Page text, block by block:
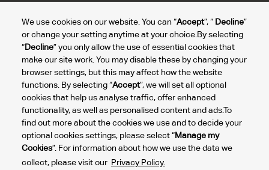
We use cookies on our website. You can “Accept”, “ Decline”
or change your setting anytime at your choice.By selecting
“ Decline” you only allow the use of essential cookies that
make our site work. You may disable these by changing your
browser settings, but this may affect how the website
functions. By selecting “Accept”, we will set all optional
cookies that help us analyse traffic, offer enhanced
functionality, as well as personalised content and ads.To
find out more about the cookies we use and to decide your
optional cookies settings, please select “Manage my
Cookies”. For information about how we use the data we
collect, please visit our Privacy Policy.
Aeroport Puf
Aeroport Nce
Location de Voiture Rennes
Aeroport Rns
Location de Voiture Nimes
Aeroport Fni
Location de Voiture Lyon
Aeroport Lys
Location de Voiture Cannes
Mandelieu Aeroport Ceq
Location de Voiture Lourdes
Tarbes Aeroport lde
Location de Voiture St Tropez
Aeroport Ltt
Gérer